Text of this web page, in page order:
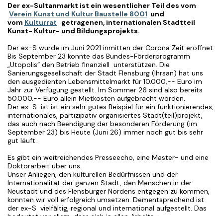
Der ex-Sultanmarkt ist ein wesentlicher Teil des vom
Verein Kunst und Kultur Baustelle 8001 und
vom Kulturrat getragenen, internationalen Stadtteil
Kunst- Kultur- und Bildungsprojekts.
Der ex-S wurde im Juni 2021 inmitten der Corona Zeit eröffnet.
Bis September 23 konnte das Bundes-Förderprogramm
„Utopolis“ den Betrieb finanziell unterstützen. Die
Sanierungsgesellschaft der Stadt Flensburg (Ihrsan) hat uns
den ausgedienten Lebensmittelmarkt für 10.000,-- Euro im
Jahr zur Verfügung gestellt. Im Sommer 26 sind also bereits
50.000.-- Euro allein Mietkosten aufgebracht worden.
Der ex-S ist ist ein sehr gutes Beispiel für ein funktionierendes,
internationales, partizipativ organisiertes Stadt(teil)projekt,
das auch nach Beendigung der besonderen Förderung (im
September 23) bis Heute (Juni 26) immer noch gut bis sehr
gut läuft.
Es gibt ein weitreichendes Presseecho, eine Master- und eine
Doktorarbeit über uns.
Unser Anliegen, den kulturellen Bedürfnissen und der
Internationalität der ganzen Stadt, den Menschen in der
Neustadt und des Flensburger Nordens entgegen zu kommen,
konnten wir voll erfolgreich umsetzen. Dementsprechend ist
der ex-S vielfältig, regional und international aufgestellt. Das